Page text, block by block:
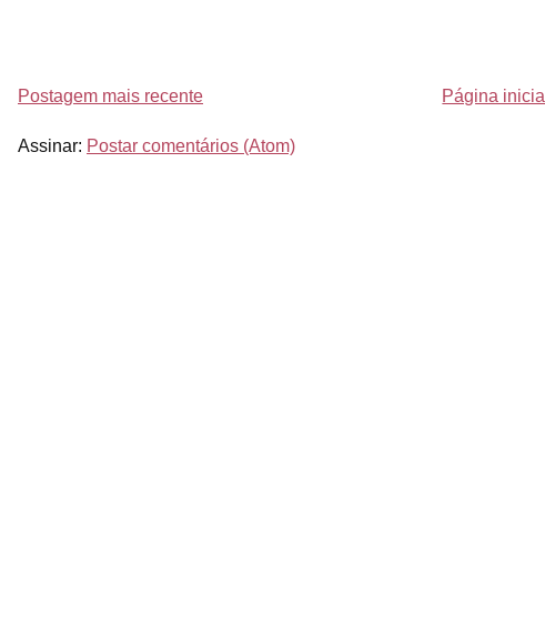
Postagem mais recente Página inicial
Assinar: Postar comentários (Atom)